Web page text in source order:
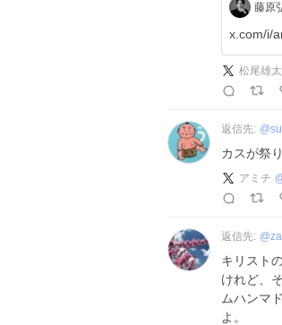
藤原
x.com/i/
松尾雄
返信先: @
カスが祭
アミチ
返信先: @
キリスト
けれど、
ムハンマ
よ。